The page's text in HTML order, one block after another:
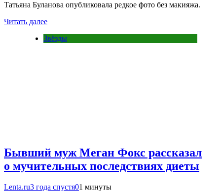
Татьяна Буланова опубликовала редкое фото без макияжа.
Читать далее
Звёзды
Бывший муж Меган Фокс рассказал
о мучительных последствиях диеты
Lenta.ru3 года спустя01 минуты